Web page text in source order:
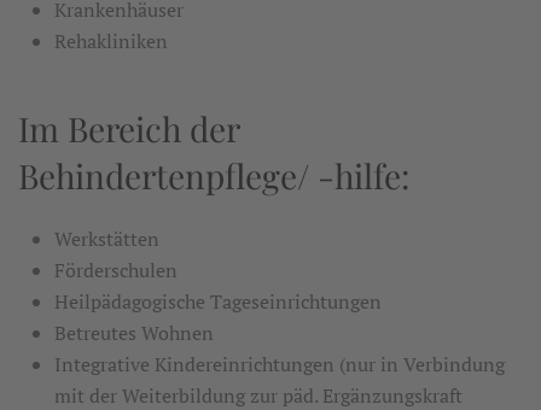
Krankenhäuser
Rehakliniken
Im Bereich der
Behindertenpflege/ -hilfe:
Werkstätten
Förderschulen
Heilpädagogische Tageseinrichtungen
Betreutes Wohnen
Integrative Kindereinrichtungen (nur in Verbindung
mit der Weiterbildung zur päd. Ergänzungskraft